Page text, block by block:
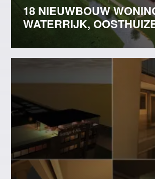
18 NIEUWBOUW
WATERRIJK,